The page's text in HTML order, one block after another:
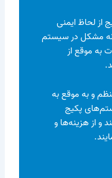
از لحاظ ایمنی
مشکل در سیستم
به موقع از
و به موقع به
پکیج
و از هزینه‌ها و